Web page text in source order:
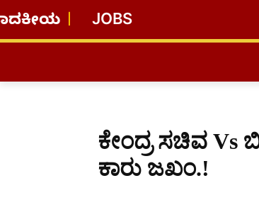
JOBS
ಕೇಂದ್ರ ಸಚಿವ
ಕಾರು ಜಖಂ.!